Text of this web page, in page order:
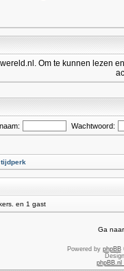
Om te kunnen lezen
Wachtwoord:
en 1 gast
Ga
Powered by phpBB
phpBB.nl